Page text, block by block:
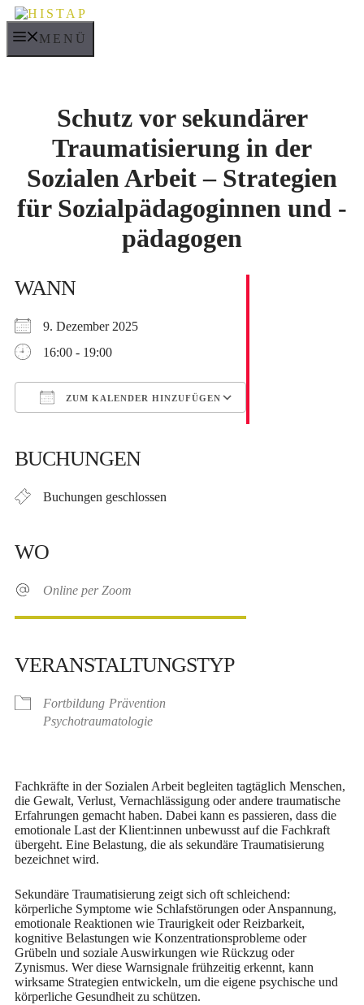
Zum
Inhalt
springenMENÜ
Schutz vor sekundärer
Traumatisierung in der
Sozialen Arbeit – Strategien
für Sozialpädagoginnen und -
pädagogen
WANN
9. Dezember 2025
16:00 - 19:00
ZUM KALENDER HINZUFÜGEN
Outlook Live
BUCHUNGEN
Buchungen geschlossen
WO
Online per Zoom
VERANSTALTUNGSTYP
Fortbildung Prävention
Psychotraumatologie
Fachkräfte in der Sozialen Arbeit begleiten tagtäglich Menschen,
die Gewalt, Verlust, Vernachlässigung oder andere traumatische
Erfahrungen gemacht haben. Dabei kann es passieren, dass die
emotionale Last der Klient:innen unbewusst auf die Fachkraft
übergeht. Eine Belastung, die als sekundäre Traumatisierung
bezeichnet wird.
Sekundäre Traumatisierung zeigt sich oft schleichend:
körperliche Symptome wie Schlafstörungen oder Anspannung,
emotionale Reaktionen wie Traurigkeit oder Reizbarkeit,
kognitive Belastungen wie Konzentrationsprobleme oder
Grübeln und soziale Auswirkungen wie Rückzug oder
Zynismus. Wer diese Warnsignale frühzeitig erkennt, kann
wirksame Strategien entwickeln, um die eigene psychische und
körperliche Gesundheit zu schützen.